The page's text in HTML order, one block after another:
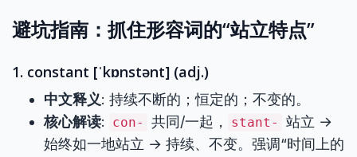
避坑指南：抓住形容词的“站立特点”
1. constant [ˈkɒnstənt] (adj.)
中文释义: 持续不断的；恒定的；不变的。
核心解读: con- 共同/一起， stant-
站立 →
始终如一地站立 → 持续、不变。强调“时间上的